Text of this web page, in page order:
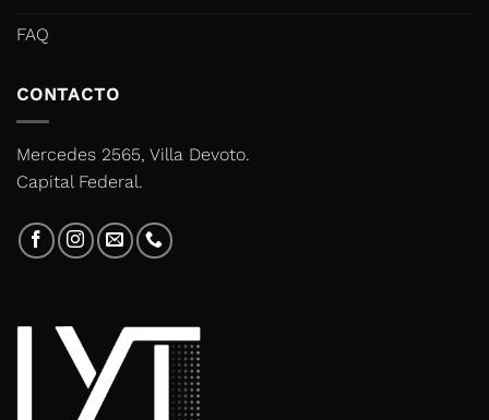
FAQ
CONTACTO
Mercedes 2565, Villa Devoto.
Capital Federal.